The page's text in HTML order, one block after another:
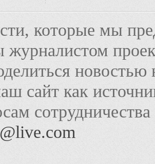
которые мы
журналистом
сайт как